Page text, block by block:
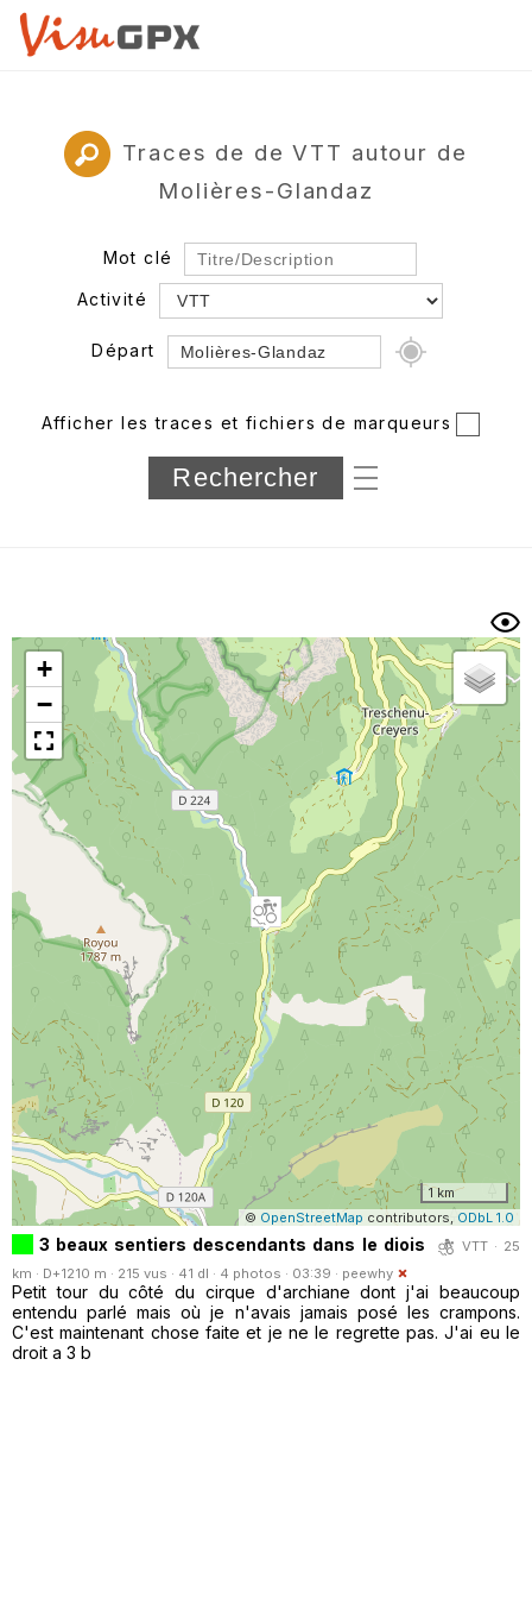
Traces de de VTT autour de
Molières-Glandaz
Mot clé
Activité
Départ
Département
Longueur min/max
Trier par
Horodatage Photos
Afficher les traces et fichiers de marqueurs
+
−
1 km
© OpenStreetMap contributors, ODbL 1.0
3 beaux sentiers descendants dans le diois
VTT · 25
km · D+1210 m · 215 vus · 41 dl · 4 photos · 03:39 · peewhy
Petit tour du côté du cirque d'archiane dont j'ai beaucoup
entendu parlé mais où je n'avais jamais posé les crampons.
C'est maintenant chose faite et je ne le regrette pas. J'ai eu le
droit a 3 b